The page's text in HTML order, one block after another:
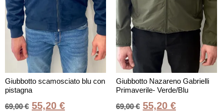
Giubbotto scamosciato blu con
pistagna
69,00€ 55,20 €
Giubbotto Nazareno Gabrielli
Primaverile- Verde/Blu
69,00€ 55,20 €